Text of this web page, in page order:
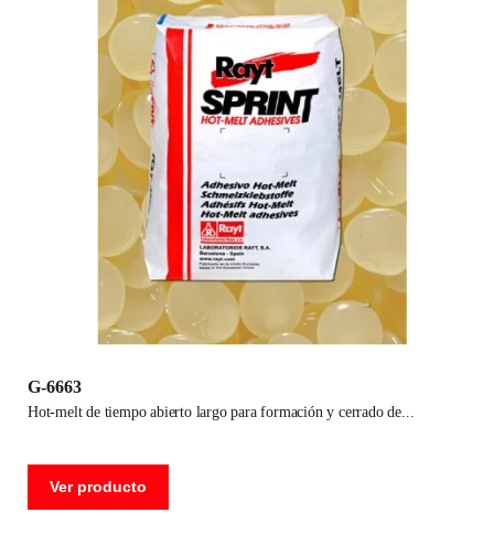
G-6663
hot-melt de tiempo abierto largo para formación y cerrado de
Ver producto